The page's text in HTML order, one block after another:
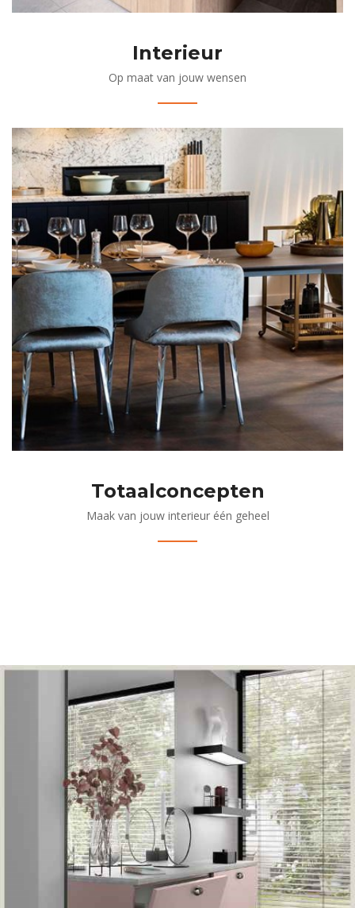
Interieur
Op maat van jouw wensen
Totaalconcepten
Maak van jouw interieur één geheel